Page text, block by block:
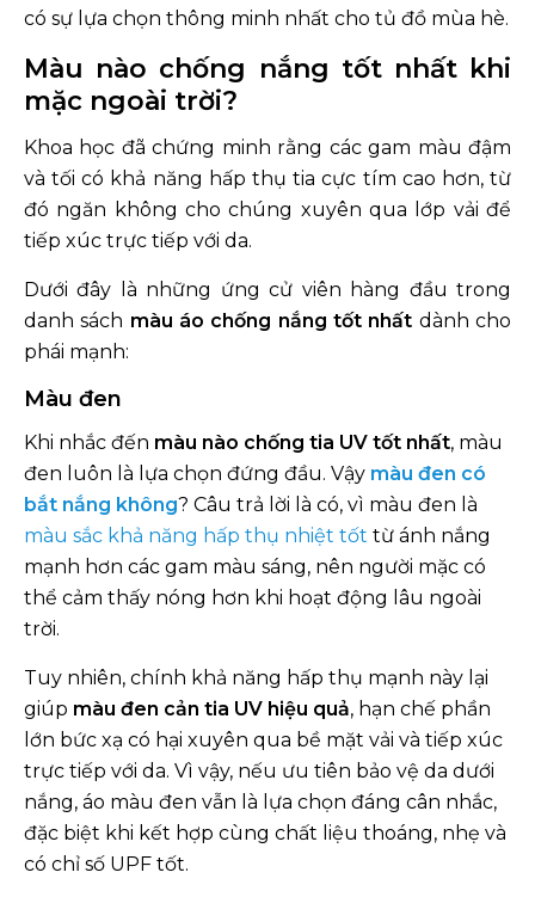
có sự lựa chọn thông minh nhất cho tủ đồ mùa hè.
Màu nào chống nắng tốt nhất khi
mặc ngoài trời?
Khoa học đã chứng minh rằng các gam màu đậm
và tối có khả năng hấp thụ tia cực tím cao hơn, từ
đó ngăn không cho chúng xuyên qua lớp vải để
tiếp xúc trực tiếp với da.
Dưới đây là những ứng cử viên hàng đầu trong
danh sách màu áo chống nắng tốt nhất dành cho
phái mạnh:
Màu đen
Khi nhắc đến màu nào chống tia UV tốt nhất, màu
đen luôn là lựa chọn đứng đầu. Vậy màu đen có
bắt nắng không? Câu trả lời là có, vì màu đen là
màu sắc khả năng hấp thụ nhiệt tốt từ ánh nắng
mạnh hơn các gam màu sáng, nên người mặc có
thể cảm thấy nóng hơn khi hoạt động lâu ngoài
trời.
Tuy nhiên, chính khả năng hấp thụ mạnh này lại
giúp màu đen cản tia UV hiệu quả, hạn chế phần
lớn bức xạ có hại xuyên qua bề mặt vải và tiếp xúc
trực tiếp với da. Vì vậy, nếu ưu tiên bảo vệ da dưới
nắng, áo màu đen vẫn là lựa chọn đáng cân nhắc,
đặc biệt khi kết hợp cùng chất liệu thoáng, nhẹ và
có chỉ số UPF tốt.
Xanh navy hay đen chống nắng tốt
Nên chọn màu sáng hay tối khi trời
nóng?
Màu nào bắt nắng nhất?